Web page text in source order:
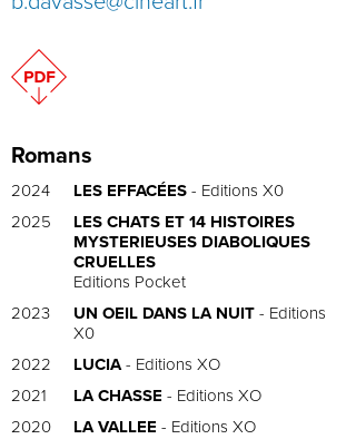
Romans
2024 LES EFFACÉES - Editions X0
2025
LES CHATS ET 14 HISTOIRES
MYSTERIEUSES DIABOLIQUES
CRUELLES
Editions Pocket
2023
UN OEIL DANS LA NUIT - Editions
X0
2022
LUCIA - Editions XO
2021
LA CHASSE - Editions XO
2020
LA VALLEE - Editions XO